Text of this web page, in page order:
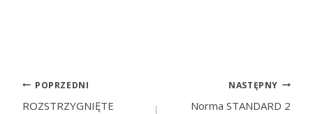
POPRZEDNI
ROZSTRZYGNIĘTE
NASTĘPNY
Norma STANDARD 2